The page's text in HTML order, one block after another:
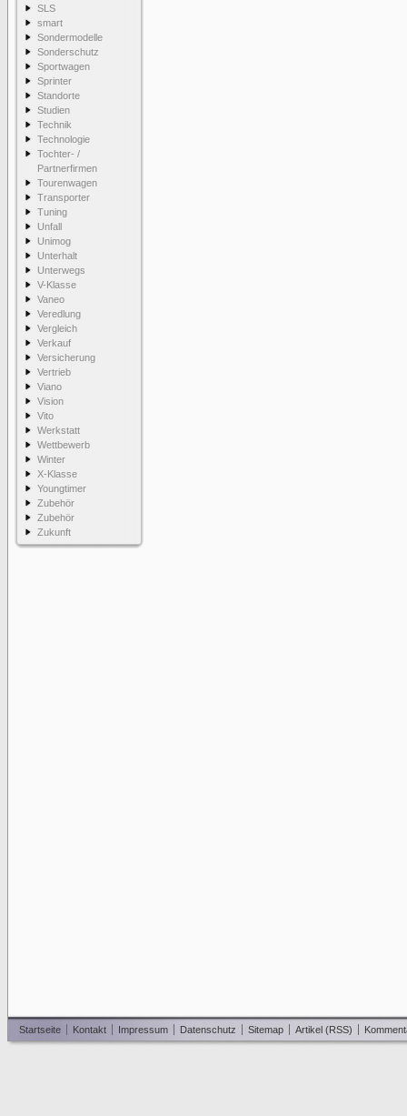
SLS
smart
Sondermodelle
Sonderschutz
Sportwagen
Sprinter
Standorte
Studien
Technik
Technologie
Tochter- /
Partnerfirmen
Tourenwagen
Transporter
Tuning
Unfall
Unimog
Unterhalt
Unterwegs
V-Klasse
Vaneo
Veredlung
Vergleich
Verkauf
Versicherung
Vertrieb
Viano
Vision
Vito
Werkstatt
Wettbewerb
Winter
X-Klasse
Youngtimer
Zubehör
Zubehör
Zukunft
Startseite Kontakt Impressum Datenschutz Sitemap Artikel (RSS)